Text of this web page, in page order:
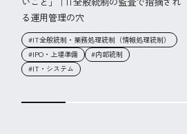
る運用管理の穴
#IT全般統制・業務処理統制（情報処理統制）
#IPO・上場準備
#内部統制
#IT・システム